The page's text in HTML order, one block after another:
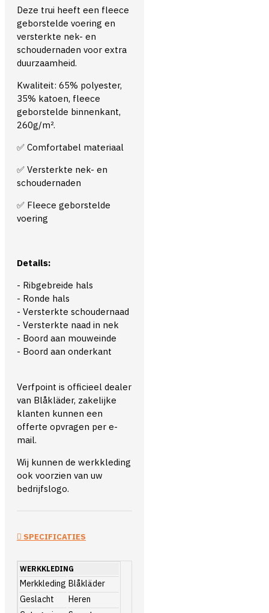
Deze trui heeft een fleece
geborstelde voering en
versterkte nek- en
schoudernaden voor extra
duurzaamheid.
Kwaliteit: 65% polyester,
35% katoen, fleece
geborstelde binnenkant,
260g/m².
✅ Comfortabel materiaal
✅ Versterkte nek- en
schoudernaden
✅ Fleece geborstelde
voering
Details:
- Ribgebreide hals
- Ronde hals
- Versterkte schoudernaad
- Versterkte naad in nek
- Boord aan mouweinde
- Boord aan onderkant
Verfpoint is officieel dealer
van Blåkläder, zakelijke
klanten kunnen een
offerte opvragen per e-
mail.
Wij kunnen de werkkleding
ook voorzien van uw
bedrijfslogo.
SPECIFICATIES
WERKKLEDING
Merkkleding Blåkläder
Geslacht
Heren